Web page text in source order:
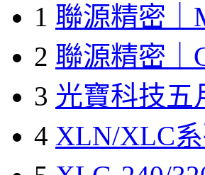
1 聯源精密｜
2 聯源精密｜
3 光寶科技五
4 XLN/XLC